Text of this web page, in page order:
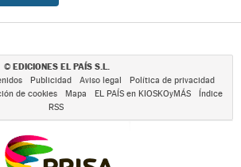
© EDICIONES EL PAÍS S.L.
Publicidad Aviso legal
Política de privacidad
de cookies Mapa EL PAÍS en KIOSKOyMÁS
Índice
RSS